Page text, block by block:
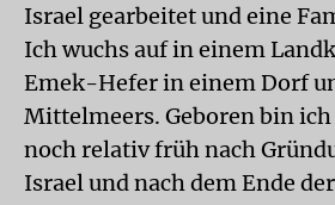
Israel gearbeitet und eine
Ich wuchs auf in einem
Emek-Hefer in einem Dorf
Mittelmeers. Geboren bin ich
noch relativ früh nach
Israel und nach dem Ende